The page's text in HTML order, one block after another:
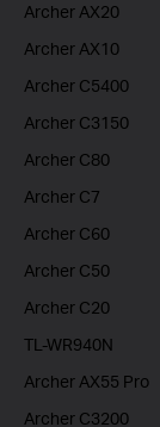
Archer AX20
Archer AX10
Archer C5400
Archer C3150
Archer C80
Archer C7
Archer C60
Archer C50
Archer C20
TL-WR940N
Archer AX55 Pro
Archer C3200